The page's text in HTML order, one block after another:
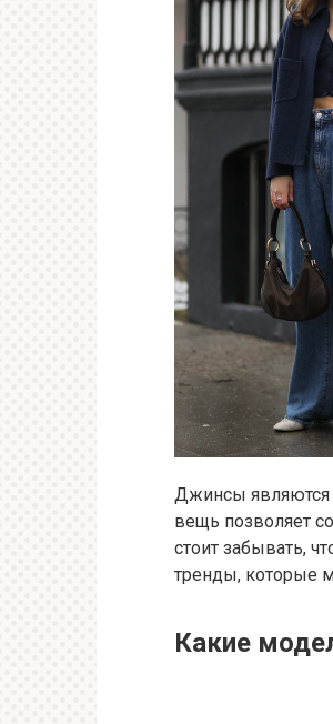
Джинсы являются
вещь позволяет
стоит забывать,
тренды, которые
Какие